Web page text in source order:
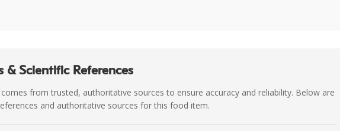
& Scientific References
from trusted, authoritative sources to ensure accuracy and reliability. Below are
and authoritative sources for this food item.